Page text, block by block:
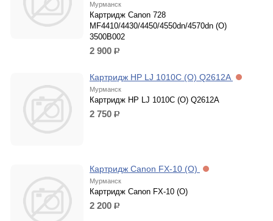
Мурманск
Картридж Canon 728
MF4410/4430/4450/4550dn/4570dn (O)
3500B002
2 900 р.
Картридж HP LJ 1010С (O) Q2612A
Мурманск
Картридж HP LJ 1010С (O) Q2612A
2 750 р.
Картридж Canon FX-10 (O)
Мурманск
Картридж Canon FX-10 (O)
2 200 р.